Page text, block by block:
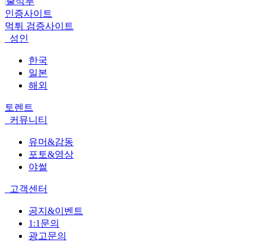
인증사이트
먹튀 검증사이트
성인
한국
일본
해외
토렌트
커뮤니티
유머&감동
포토&영상
야썰
고객센터
공지&이벤트
1:1문의
광고문의